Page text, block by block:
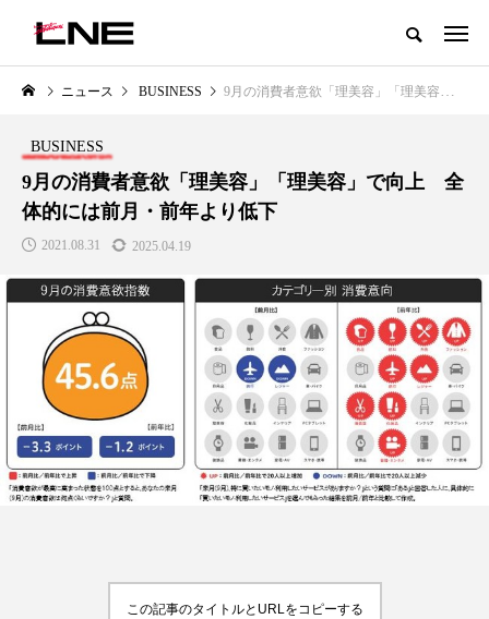
グローバルビューティ＆ヘルスケアビジネス誌
LIFESTYLE
SNSの「加工顔」と美容医療｜AI
がもたらす可能性とこれから
2026.07.13
BUSINESS
GWI調査から読み解く2030年の
都市型スパ――身近なウェルネ
の次世代モデル
2026.08.06
FEATURED 注目の企画
ニュース BUSINESS 9月の消費者意欲「理美容」「理美容」で向上 全体的には前月・前年より低下
BUSINESS
9月の消費者意欲「理美容」「理美容」で向上 全
体的には前月・前年より低下
2021.08.31 2025.04.19
この記事のタイトルとURLをコピーする